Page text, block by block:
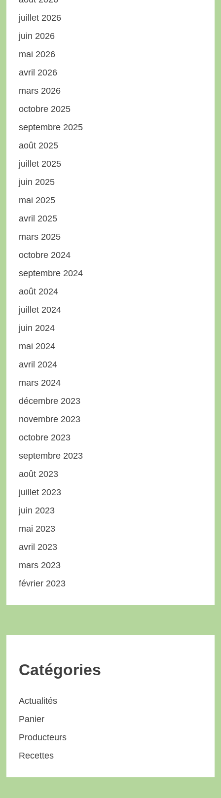
juillet 2026
juin 2026
mai 2026
avril 2026
mars 2026
octobre 2025
septembre 2025
août 2025
juillet 2025
juin 2025
mai 2025
avril 2025
mars 2025
octobre 2024
septembre 2024
août 2024
juillet 2024
juin 2024
mai 2024
avril 2024
mars 2024
décembre 2023
novembre 2023
octobre 2023
septembre 2023
août 2023
juillet 2023
juin 2023
mai 2023
avril 2023
mars 2023
février 2023
Catégories
Actualités
Panier
Producteurs
Recettes